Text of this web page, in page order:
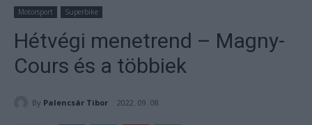
Motorsport Superbike
Hétvégi menetrend – Magny-
Cours és a többiek
By Palencsár Tibor 2022. 09. 08.